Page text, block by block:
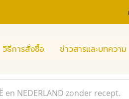
วิธีการสั่งซื้อ ข่าวสารและบทความ
en NEDERLAND zonder recept.